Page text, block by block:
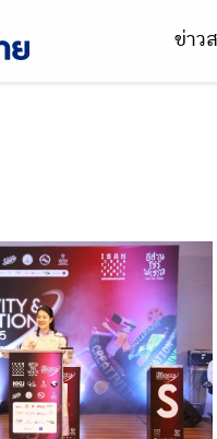
ข่าว